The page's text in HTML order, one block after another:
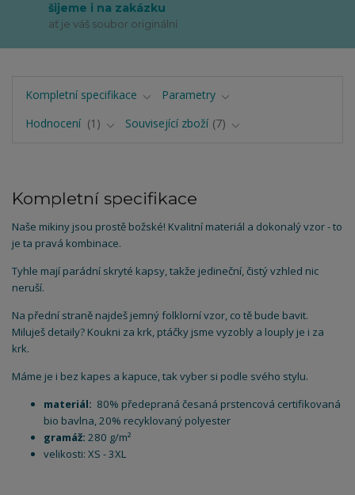
šijeme i na zakázku
ať je váš soubor originální
Kompletní specifikace
Parametry
Hodnocení
1 Související zboží 7
Kompletní specifikace
Naše mikiny jsou prostě božské! Kvalitní materiál a dokonalý vzor - to
je ta pravá kombinace.
Tyhle mají parádní skryté kapsy, takže jedineční, čistý vzhled nic
neruší.
Na přední straně najdeš jemný folklorní vzor, co tě bude bavit.
Miluješ detaily? Koukni za krk, ptáčky jsme vyzobly a louply je i za
krk.
Máme je i bez kapes a kapuce, tak vyber si podle svého stylu.
materiál: 80% předepraná česaná prstencová certifikovaná
bio bavlna, 20% recyklovaný polyester
gramáž: 280 g/m²
velikosti: XS - 3XL